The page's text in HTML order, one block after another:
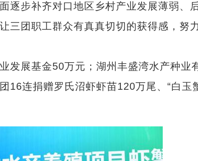
逐步补齐对口地区乡村产业发展薄弱、
三团职工群众有真真切切的获得感，努
展基金50万元；湖州丰盛湾水产种业
16连捐赠罗氏沼虾虾苗120万尾、“白玉